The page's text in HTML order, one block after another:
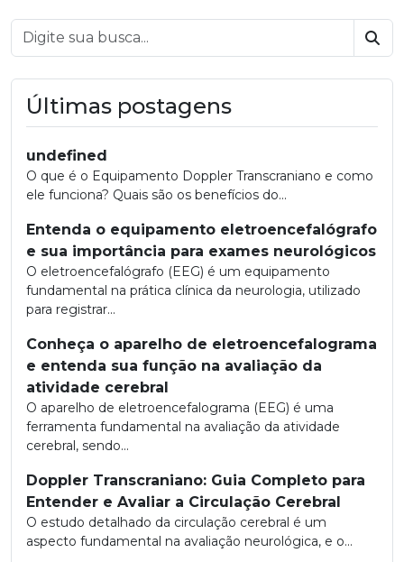
Últimas postagens
undefined
O que é o Equipamento Doppler Transcraniano e como
ele funciona? Quais são os benefícios do...
Entenda o equipamento eletroencefalógrafo
e sua importância para exames neurológicos
O eletroencefalógrafo (EEG) é um equipamento
fundamental na prática clínica da neurologia, utilizado
para registrar...
Conheça o aparelho de eletroencefalograma
e entenda sua função na avaliação da
atividade cerebral
O aparelho de eletroencefalograma (EEG) é uma
ferramenta fundamental na avaliação da atividade
cerebral, sendo...
Doppler Transcraniano: Guia Completo para
Entender e Avaliar a Circulação Cerebral
O estudo detalhado da circulação cerebral é um
aspecto fundamental na avaliação neurológica, e o...